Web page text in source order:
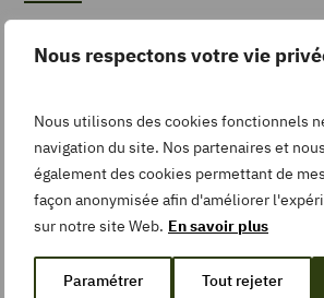
Nous respectons votre vie
Nous utilisons des cookies fonctionnels
navigation du site. Nos partenaires et
également des cookies permettant de
façon anonymisée afin d'améliorer
sur notre site Web. En savoir plus
Paramétrer Tout rejeter
meilleur allié des soirées d’été réussis !
Pour des apéros rythmés
Le grand mix des